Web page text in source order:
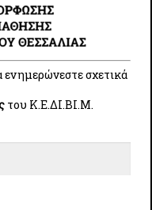
τον μήνα
Παρασκευή-
ενημερώνεστε σχετικά
του Κ.E.ΔI.ΒI.Μ.